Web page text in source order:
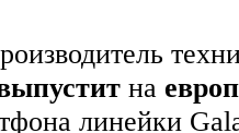
на
линейки